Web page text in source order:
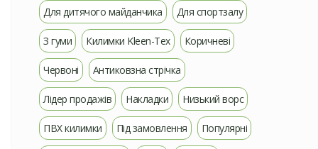
Для дитячого майданчика Для спортзалу
З гуми Килимки Kleen-Tex Коричневі
Червоні Антиковзна стрічка
Лідер продажів Накладки Низький ворс
ПВХ килимки Під замовлення Популярні